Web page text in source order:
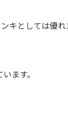
キとしては優れ
ます。